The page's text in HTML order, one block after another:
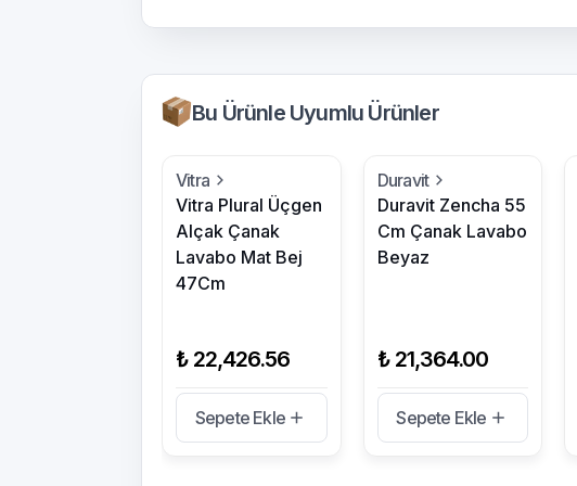
Bu Ürünle Uyumlu Ürünler
Vitra
Vitra Plural Üçgen
Alçak Çanak
Lavabo Mat Bej
47Cm
₺ 22,426.56
Sepete Ekle
Duravit
Duravit Zencha 55
Cm Çanak Lavabo
Beyaz
₺ 21,364.00
Sepete Ekle